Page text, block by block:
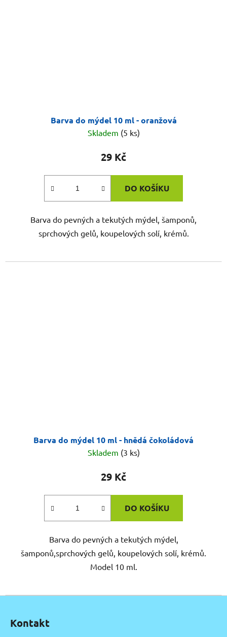
Barva do mýdel 10 ml - oranžová
Skladem (5 ks)
29 Kč
DO KOŠÍKU
Barva do pevných a tekutých mýdel, šamponů,
sprchových gelů, koupelových solí, krémů.
Barva do mýdel 10 ml - hnědá čokoládová
Skladem (3 ks)
29 Kč
DO KOŠÍKU
Barva do pevných a tekutých mýdel,
šamponů,sprchových gelů, koupelových solí, krémů.
Model 10 ml.
Kontakt